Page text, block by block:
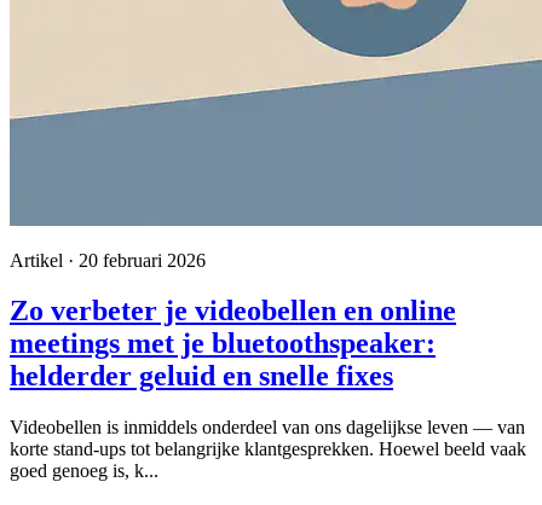
Artikel · 20 februari 2026
Zo verbeter je videobellen en online
meetings met je bluetoothspeaker:
helderder geluid en snelle fixes
Videobellen is inmiddels onderdeel van ons dagelijkse leven — van
korte stand-ups tot belangrijke klantgesprekken. Hoewel beeld vaak
goed genoeg is, k...